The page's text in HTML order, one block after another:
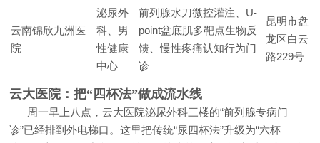
云南锦欣九洲医
院
泌尿外
科、男
性健康
中心
前列腺水刀微控灌注、U-
point盆底肌多靶点生物反
馈、慢性疼痛认知行为门
诊
昆明市盘
龙区白云
路229号
云大医院：把“四杯法”做成流水线
周一早上八点，云大医院泌尿外科三楼的“前列腺专病门
诊”已经排到外电梯口。这里把传统“尿四杯法”升级为“六杯